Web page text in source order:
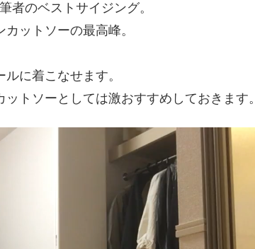
者のベストサイジング。
ットソーの最高峰。
に着こなせます。
トソーとしては激おすすめしておきます。